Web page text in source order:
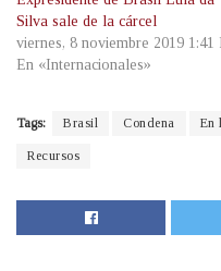
Silva sale de la cárcel
viernes, 8 noviembre 2019 1:41
En «Internacionales»
Tags: Brasil Condena En
Recursos